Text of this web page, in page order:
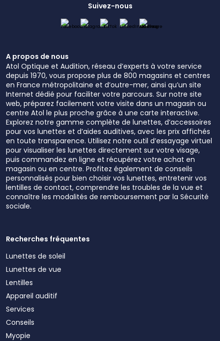
Suivez-nous
A propos de nous
Atol Optique et Audition, réseau d’experts à votre service
depuis 1970, vous propose plus de 800 magasins et centres
en France métropolitaine et d’outre-mer, ainsi qu’un site
Internet dédié pour faciliter votre parcours. Sur notre site
web, préparez facilement votre visite dans un magasin ou
centre Atol le plus proche grâce à une carte interactive.
Explorez notre gamme complète de lunettes, d’accessoires
pour vos lunettes et d’aides auditives, avec les prix affichés
en toute transparence. Utilisez notre outil d’essayage virtuel
pour visualiser les lunettes directement sur votre visage,
puis commandez en ligne et récupérez votre achat en
magasin ou en centre. Profitez également de conseils
personnalisés pour bien choisir vos lunettes, entretenir vos
lentilles de contact, comprendre les troubles de la vue et
connaître les modalités de remboursement par la Sécurité
sociale.
Recherches fréquentes
Lunettes de soleil
Lunettes de vue
Lentilles
Appareil auditif
Services
Conseils
Myopie